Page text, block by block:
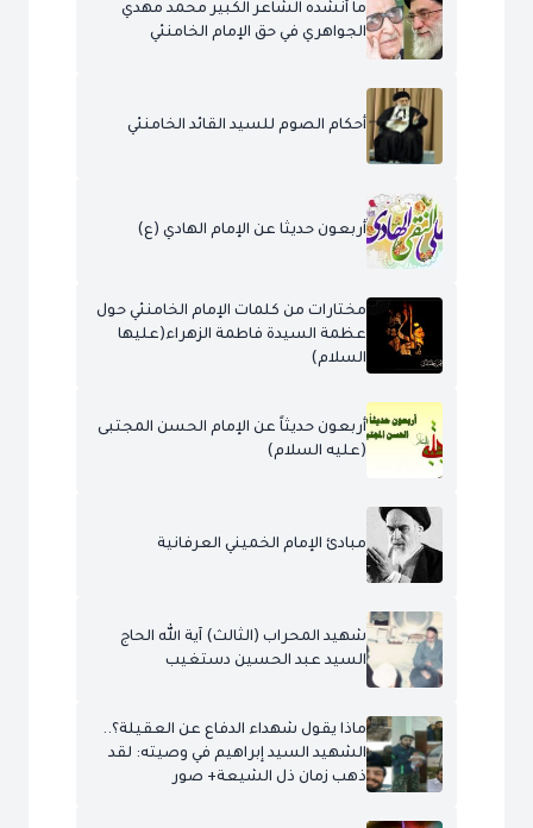
ما أنشده الشاعر الكبير محمد مهدي
الجواهري في حق الإمام الخامنئي
أحكام الصوم للسيد القائد الخامنئي
أربعون حديثا عن الإمام الهادي (ع)
مختارات من كلمات الإمام الخامنئي حول
عظمة السيدة فاطمة الزهراء(عليها
السلام)
أربعون حديثاً عن الإمام الحسن المجتبى
(عليه السلام)
مبادئ الإمام الخميني العرفانية
شهيد المحراب (الثالث) آية الله الحاج
السيد عبد الحسين دستغيب
ماذا يقول شهداء الدفاع عن العقيلة؟..
الشهيد السيد إبراهيم في وصيته: لقد
ذهب زمان ذل الشيعة+ صور